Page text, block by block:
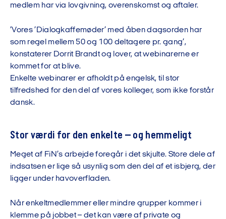
medlem har via lovgivning, overenskomst og aftaler.
’Vores ’Dialogkaffemøder’ med åben dagsorden har
som regel mellem 50 og 100 deltagere pr. gang’,
konstaterer Dorrit Brandt og lover, at webinarerne er
kommet for at blive.
Enkelte webinarer er afholdt på engelsk, til stor
tilfredshed for den del af vores kolleger, som ikke forstår
dansk.
Stor værdi for den enkelte – og hemmeligt
Meget af FiN’s arbejde foregår i det skjulte. Store dele af
indsatsen er lige så usynlig som den del af et isbjerg, der
ligger under havoverfladen.
Når enkeltmedlemmer eller mindre grupper kommer i
klemme på jobbet – det kan være af private og